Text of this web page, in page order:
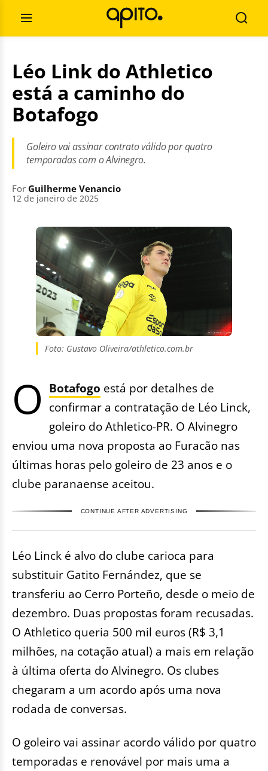
contentOpen
Menu
for:
Léo Link do Athletico
está a caminho do
Botafogo
Goleiro vai assinar contrato válido por quatro
temporadas com o Alvinegro.
For Guilherme Venancio
12 de janeiro de 2025
Foto: Gustavo Oliveira/athletico.com.br
O Botafogo está por detalhes de
confirmar a contratação de Léo Linck,
goleiro do Athletico-PR. O Alvinegro
enviou uma nova proposta ao Furacão nas
últimas horas pelo goleiro de 23 anos e o
clube paranaense aceitou.
CONTINUE AFTER ADVERTISING
Léo Linck é alvo do clube carioca para
substituir Gatito Fernández, que se
transferiu ao Cerro Porteño, desde o meio de
dezembro. Duas propostas foram recusadas.
O Athletico queria 500 mil euros (R$ 3,1
milhões, na cotação atual) a mais em relação
à última oferta do Alvinegro. Os clubes
chegaram a um acordo após uma nova
rodada de conversas.
O goleiro vai assinar acordo válido por quatro
temporadas e renovável por mais uma a